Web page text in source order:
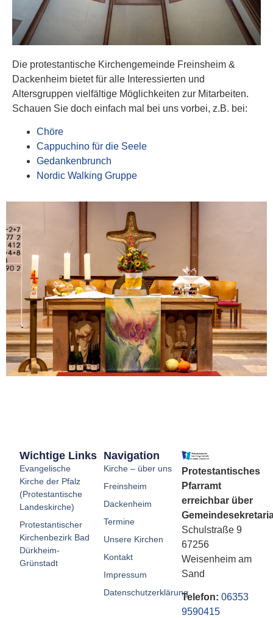
Die protestantische Kirchengemeinde Freinsheim &
Dackenheim bietet für alle Interessierten und
Altersgruppen vielfältige Möglichkeiten zur Mitarbeiten.
Schauen Sie doch einfach mal bei uns vorbei, z.B. bei:
Chöre
Cappuchino für die Seele
Gedankenbrunch
Nordic Walking Gruppe
Protestantisches
Pfarramt
erreichbar über
Schulstraße 9
67256
Weisenheim am
Sand
Telefon: 06353
9590415
Navigation
Kirche – über uns
Freinsheim
Dackenheim
Termine
Unsere Kirchen
Kontakt
Impressum
Datenschutzerklärung
Wichtige Links
Evangelische
Kirche der Pfalz
(Protestantische
Landeskirche)
Protestantischer
Kirchenbezirk Bad
Dürkheim-
Grünstadt